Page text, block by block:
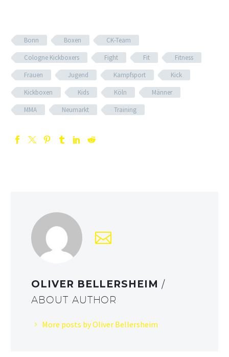
Bonn Boxen
CK-Team
Cologne Kickboxers
Fight Fit
Fitness
Frauen
Jugend Kampfsport
Kick
Kickboxen
Kids Köln
Männer
MMA
Neumarkt Training
OLIVER BELLERSHEIM/
ABOUT AUTHOR
More posts by Oliver Bellersheim